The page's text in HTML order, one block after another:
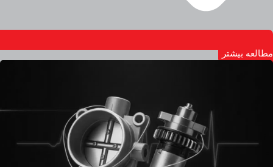
مطالعه بیشتر